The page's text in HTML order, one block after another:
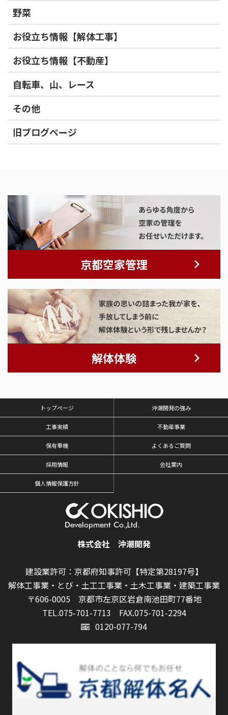
野菜
お役立ち情報【解体工事】
お役立ち情報【不動産】
自転車、山、レース
その他
旧ブログページ
京都空家管理
解体体験
トップページ 沖潮開発の強み
工事実績 不動産事業
保有重機 よくあるご質問
採用情報 会社案内
個人情報保護方針
株式会社 沖潮開発
建設業許可：京都府知事許可【特定第28197号】
解体工事業・とび・土工工事業・土木工事業・建築工事業
〒606-0005 京都市左京区岩倉南池田町77番地
TEL.075-701-7713 FAX.075-701-2294
0120-077-794